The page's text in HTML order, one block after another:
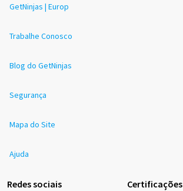
GetNinjas | Europ
Trabalhe Conosco
Blog do GetNinjas
Segurança
Mapa do Site
Ajuda
Redes sociais Certificações